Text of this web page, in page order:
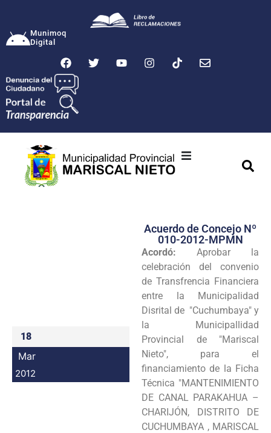
Munimoq
Digital
Transparencia
Seguridad
Programas
Intranet
18
Mar
2012
Acuerdo de Concejo Nº
010-2012-MPMN
Acordó: Aprobar la
celebración del convenio
de Transfrencia Financiera
entre la Municipalidad
Disrital de "Cuchumbaya" y
la Municipallidad
Provincial de "Mariscal
Nieto", para el
financiamiento de la Ficha
Técnica "MANTENIMIENTO
DE CANAL PARAKAHUA –
CHARIJÓN, DISTRITO DE
CUCHUMBAYA , MARISCAL